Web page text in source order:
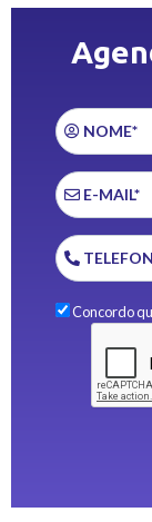
NOME*
E-MAIL*
Concordo